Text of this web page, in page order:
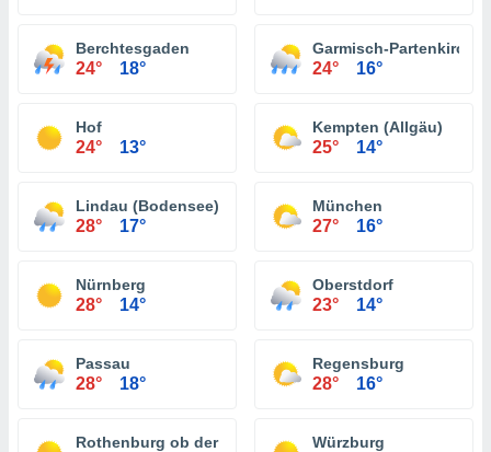
Berchtesgaden
24° 18°
Garmisch-
24° 16°
Hof
24° 13°
Kempten (Allgäu)
25° 14°
Lindau (Bodensee)
28° 17°
München
27° 16°
Nürnberg
28° 14°
Oberstdorf
23° 14°
Passau
28° 18°
Regensburg
28° 16°
Rothenburg ob der Tauber Würzburg